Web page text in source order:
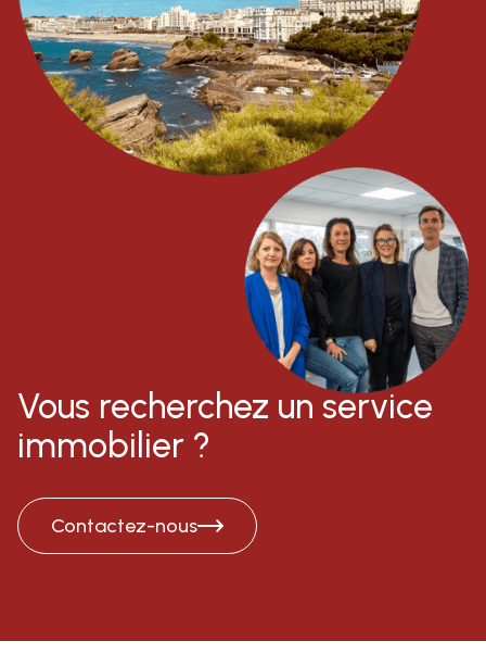
Vous recherchez un service
immobilier ?
Contactez-nous